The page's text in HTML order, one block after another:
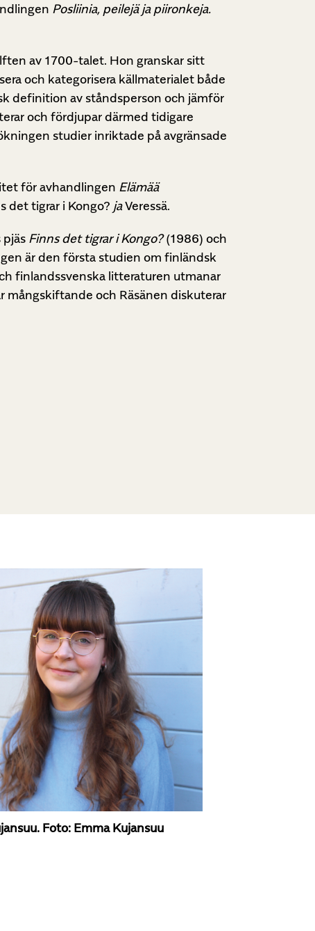
Posliinia, peilejä ja piironkeja.
av 1700-talet. Hon granskar sitt
och kategorisera källmaterialet både
definition av ståndsperson och jämför
och fördjupar därmed tidigare
studier inriktade på avgränsade
för avhandlingen Elämää
det tigrar i Kongo? jaVeressä.
pjäs Finns det tigrar i Kongo?(1986) och
är den första studien om finländsk
finlandssvenska litteraturen utmanar
mångskiftande och Räsänen diskuterar
Foto: Emma Kujansuu